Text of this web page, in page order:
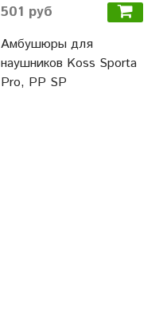
501 руб
Амбушюры для
наушников Koss Sporta
Pro, PP SP